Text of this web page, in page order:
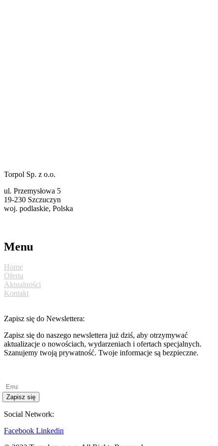
Torpol Sp. z o.o.
ul. Przemysłowa 5
19-230 Szczuczyn
woj. podlaskie, Polska
Menu
Home
Oferta
Aktualności
Kontakt
Zapisz się do Newslettera:
Zapisz się do naszego newslettera już dziś, aby otrzymywać
aktualizacje o nowościach, wydarzeniach i ofertach specjalnych.
Szanujemy twoją prywatność. Twoje informacje są bezpieczne.
Zapisz się
Social Network:
Facebook Linkedin